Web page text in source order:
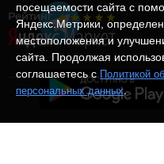
Рейтинг
посещаемости сайта с
Яндекс.Метрики,
местоположения и
сайта. Продолжая
соглашаетесь с Политикой
персональных данных.